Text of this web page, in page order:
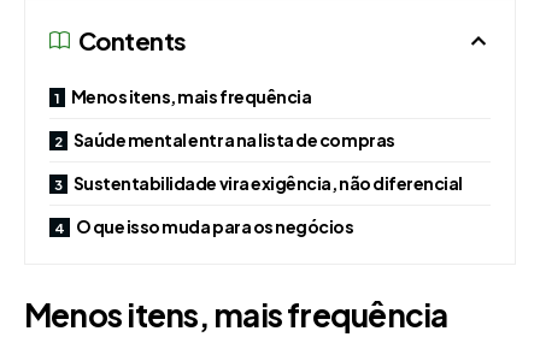
Contents
Menos itens, mais frequência
Saúde mental entra na lista de compras
Sustentabilidade vira exigência, não diferencial
O que isso muda para os negócios
Menos itens, mais frequência